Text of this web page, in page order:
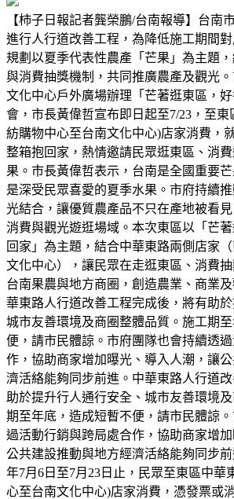
【柿子日報記者龔榮鵬/台南報導】台南
進行人行道改善工程，為降低施工期間
規劃以夏季代表性農產「芒果」為主題
與消費抽獎機制，共同推廣農產及觀光
文化中心戶外廣場辦理「芒著逛東區，
會，市長黃偉哲宣布即日起至7/23，至東
紡購物中心至台南文化中心)店家消費，
整箱抱回家，熱情邀請民眾逛東區、消
果。市長黃偉哲表示，台南是全國重要
是深受民眾喜愛的夏季水果。市府持續
光結合，讓優質農產品不只在產地被看
消費與觀光遊逛場域。本次東區以「芒
回家」為主題，結合中華東路兩側店家
文化中心），讓民眾在走逛東區、消費
台南果農與地方商圈，創造農業、商業
華東路人行道改善工程完成後，將有助
城市友善環境及商圈整體品質。施工期
便，請市民體諒。市府團隊也會持續透
作，協助商家增加曝光、導入人潮，讓
濟活絡能夠同步前進。中華東路人行道
助於提升行人通行安全、城市友善環境
期至年底，造成短暫不便，請市民體諒
過活動行銷與跨局處合作，協助商家增
公共建設推動與地方經濟活絡能夠同步
年7月6日至7月23日止，民眾至東區中華
心至台南文化中心)店家消費，憑發票或